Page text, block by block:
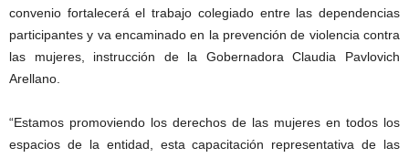
convenio fortalecerá el trabajo colegiado entre las dependencias
participantes y va encaminado en la prevención de violencia contra
las mujeres, instrucción de la Gobernadora Claudia Pavlovich
Arellano.
“Estamos promoviendo los derechos de las mujeres en todos los
espacios de la entidad, esta capacitación representativa de las